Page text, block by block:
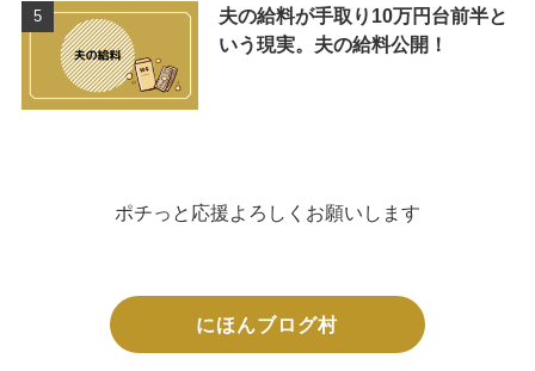
夫の給料が手取り10万円台前半と
いう現実。夫の給料公開！
ポチっと応援よろしくお願いします
にほんブログ村